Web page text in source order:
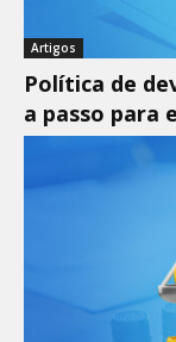
Artigos
Política de
a passo para